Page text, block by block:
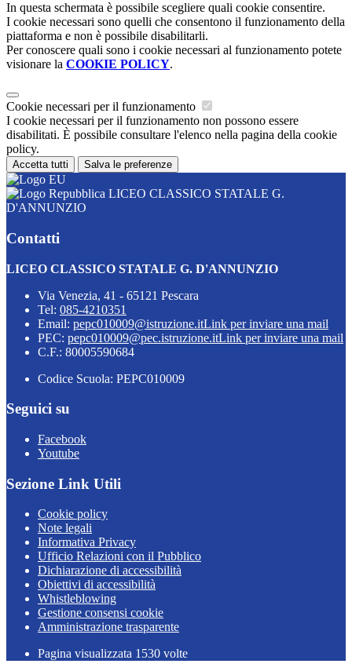
In questa schermata è possibile scegliere quali cookie consentire.
I cookie necessari sono quelli che consentono il funzionamento della
piattaforma e non è possibile disabilitarli.
Per conoscere quali sono i cookie necessari al funzionamento potete
visionare la COOKIE POLICY.
Cookie necessari per il funzionamento
I cookie necessari per il funzionamento non possono essere
disabilitati. È possibile consultare l'elenco nella pagina della cookie
policy.
Accetta tutti Salva le preferenze
LICEO CLASSICO STATALE G.
D'ANNUNZIO
Contatti
LICEO CLASSICO STATALE G. D'ANNUNZIO
Via Venezia, 41 - 65121 Pescara
Tel: 085-4210351
Email: pepc010009@istruzione.itLink per inviare una mail
PEC: pepc010009@pec.istruzione.itLink per inviare una mail
C.F.: 80005590684
Codice Scuola: PEPC010009
Seguici su
Facebook
Youtube
Sezione Link Utili
Cookie policy
Note legali
Informativa Privacy
Ufficio Relazioni con il Pubblico
Dichiarazione di accessibilità
Obiettivi di accessibilità
Whistleblowing
Gestione consensi cookie
Amministrazione trasparente
Pagina visualizzata 1530 volte